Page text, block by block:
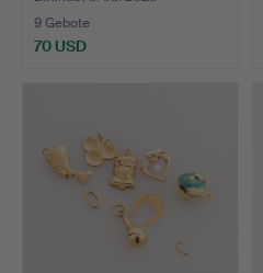
9 Gebote
70 USD